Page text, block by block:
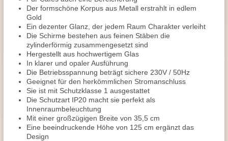
Der formschöne Korpus aus Metall erstrahlt in edlem
Gold
Ein dezenter Glanz, der jedem Raum Charakter verleiht
Die Schirme bestehen aus feinen Stäben die
zylinderförmig zusammengesetzt sind
Hergestellt aus hochwertigem Glas
In klarer und opaler Ausführung
Die Betriebsspannung beträgt sichere 230V / 50Hz
Geeignet für den herkömmlichen Stromanschluss
Sie ist mit Schutzklasse 1 ausgestattet
Die Schutzart IP20 macht sie perfekt als
Innenraumbeleuchtung
Mit einer großzügigen Breite von 35,5 cm
Eine beeindruckende Höhe von 125 cm ergänzt das
Design